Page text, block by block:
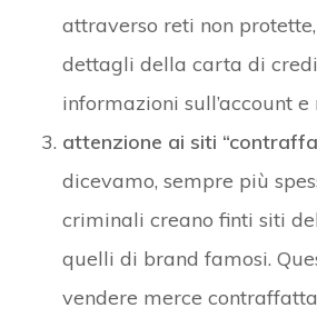
attraverso reti non
dettagli della carta di
informazioni sull’account
attenzione ai siti
dicevamo, sempre più
criminali creano finti siti
quelli di brand famosi.
vendere merce